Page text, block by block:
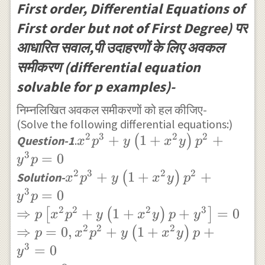
{ f }_{ n
}\left(
x,y,{ c }
\right)
=0
\right)
,{ f
}_{ 2
}\left(
x,y,{ c
}
\right)
,........
{ f }_{
n
}\left(
x,y,{ c
}
\right)
=0
First order, Differential Equations of
First order but not of First Degree) पर
आधारित सवाल,पी उदाहरणों के लिए अवकल
समीकरण (differential equation
solvable for p examples)-
निम्नलिखित अवकल समीकरणों को हल कीजिए-
(Solve the following differential equations:)
Question-1.{ x }^{ 2
3
}+y\left(
1+{ x
}^{ 2 }y
\right) {
x2p3 + y (1 + x2y) p2 +
y3p = 0
Solution-{ x }^{ 2 }{
}+y\left(
1+{ x }^{ 2
}y \right) {
x2p3 + y (1 + x2y) p2 +
y3p = 0
⇒ p x2p2 + y (1 + x2y) p + y3 = 0
⇒ p = 0, x2p2 + y (1 + x2y) p +
y3 = 0